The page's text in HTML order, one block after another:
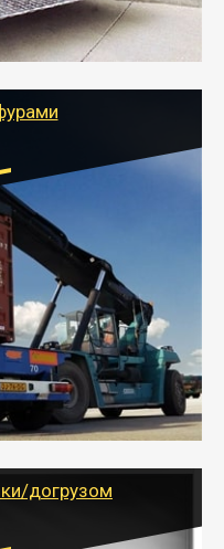
к новому месту
сохранности груза и
до 10 тонн
догруз
для больших
в коробки, мешки,
места
услуги по
и юридических лиц
догрузом